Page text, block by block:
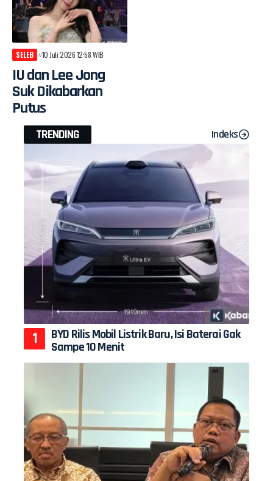
SELEB 10 Juli 2026 12:58 WIB
IU dan Lee Jong
Suk Dikabarkan
Putus
TRENDING Indeks
BYD Rilis Mobil Listrik Baru, Isi Baterai Gak
Sampe 10 Menit